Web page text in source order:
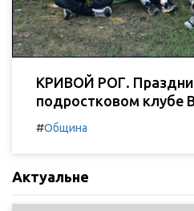
КРИВОЙ РОГ.
подростковом клубе
#Община
Актуальне